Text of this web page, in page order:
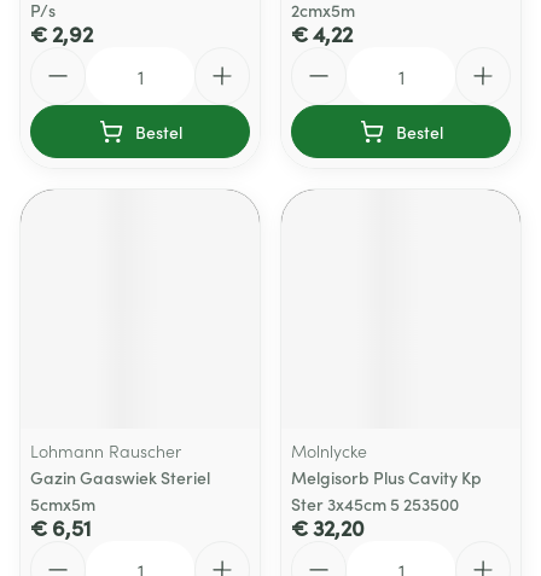
P/s
€ 2,92
Bestel
2cmx5m
€ 4,22
Bestel
Lohmann Rauscher
Gazin Gaaswiek Steriel
5cmx5m
€ 6,51
Molnlycke
Melgisorb Plus Cavity Kp
Ster 3x45cm 5 253500
€ 32,20